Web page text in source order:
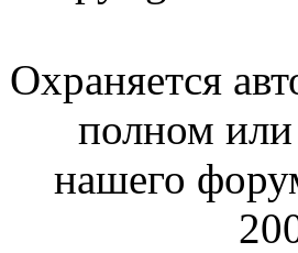
Охраняется
полном или
нашего